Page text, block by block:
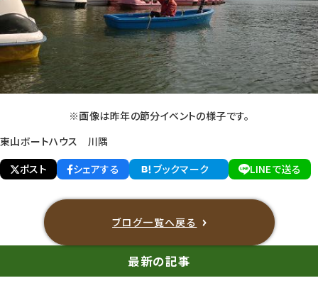
※画像は昨年の節分イベントの様子です。
東山ボートハウス 川隅
ポスト
シェアする ブックマーク LINEで送る
ブログ一覧へ戻る
最新の記事